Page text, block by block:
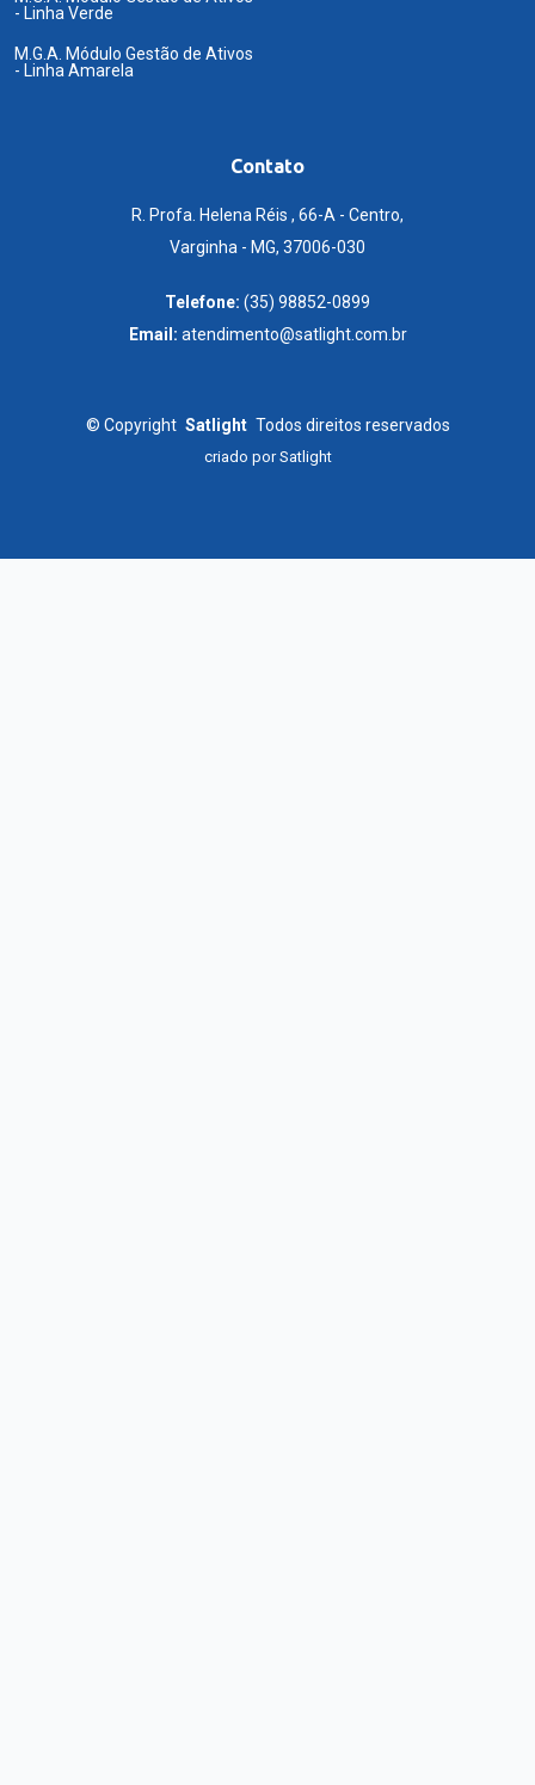
- Linha Verde
M.G.A. Módulo Gestão de Ativos
- Linha Amarela
Contato
R. Profa. Helena Réis , 66-A - Centro,
Varginha - MG, 37006-030
Telefone: (35) 98852-0899
Email: atendimento@satlight.com.br
© Copyright Satlight Todos direitos reservados
criado porSatlight